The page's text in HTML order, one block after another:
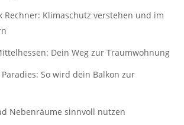
Rechner: Klimaschutz verstehen und im
Dein Weg zur Traumwohnung
So wird dein Balkon zur
Nebenräume sinnvoll nutzen